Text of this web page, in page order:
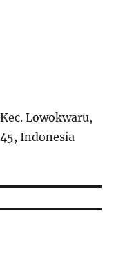
Lowokwaru,
Indonesia